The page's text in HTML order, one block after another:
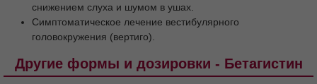
Показания
Противопоказания
С осторожностью
грудного вскармливания
снижением слуха и шумом в ушах.
Симптоматическое лечение вестибулярного
головокружения (вертиго).
Другие формы и дозировки - Бетагистин